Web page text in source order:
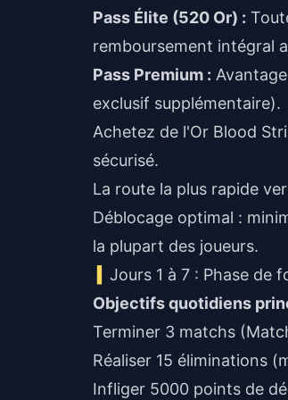
Pass Élite (520 Or) :
remboursement intégral
Pass Premium :
exclusif supplémentaire).
Achetez de l'Or Blood
sécurisé.
La route la plus rapide
Déblocage optimal :
la plupart des joueurs.
Jours 1 à 7 : Phase de
Objectifs quotidiens
Terminer 3 matchs
Réaliser 15 éliminations
Infliger 5000 points de